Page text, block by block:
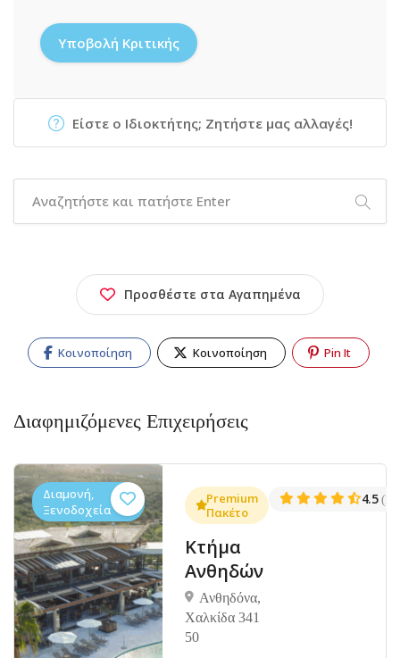
Είστε ο Ιδιοκτήτης; Ζητήστε μας αλλαγές!
Προσθέστε στα Αγαπημένα
Κοινοποίηση Κοινοποίηση Pin It
Διαφημιζόμενες Επιχειρήσεις
(1381)
Διαμονή,
Ξενοδοχεία
Premium
Πακέτο
Κτήμα
Ανθηδών
Ανθηδόνα,
Χαλκίδα 341
50
4.5